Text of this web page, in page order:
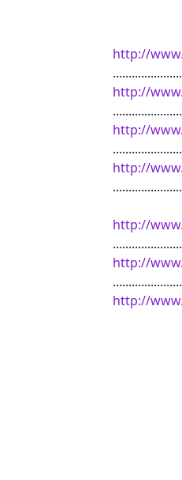
http://
http://
http://
http://
http://
http://
http://